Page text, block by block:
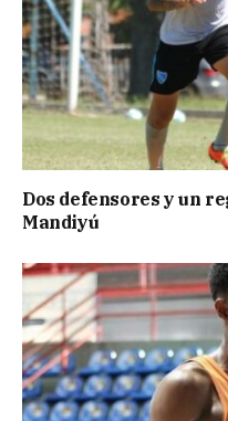
Dos defensores y un
Mandiyú